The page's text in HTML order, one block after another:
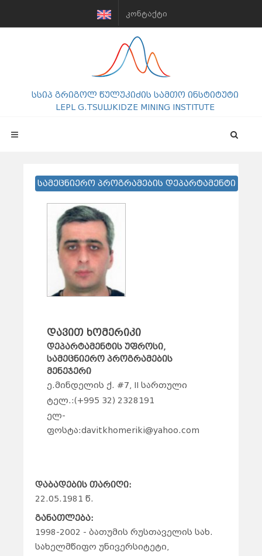
ᲙᲝᲜᲢᲐᲥᲢᲘ
სსიპ გრიგოლ წულუკიძის სამთო ინსტიტუტი
LEPL G.TSULUKIDZE MINING INSTITUTE
სამეცნიერო პროგრამების დეპარტამენტი
დავით ხომერიკი
დეპარტამენტის უფროსი,
სამეცნიერო პროგრამების
მენეჯერი
ე.მინდელის ქ. #7, II სართული
ტელ.:(+995 32) 2328191
ელ-
ფოსტა:davitkhomeriki@yahoo.com
დაბადების თარიღი:
22.05.1981 წ.
განათლება:
1998-2002 - ბათუმის რუსთაველის სახ.
სახელმწიფო უნივერსიტეტი,